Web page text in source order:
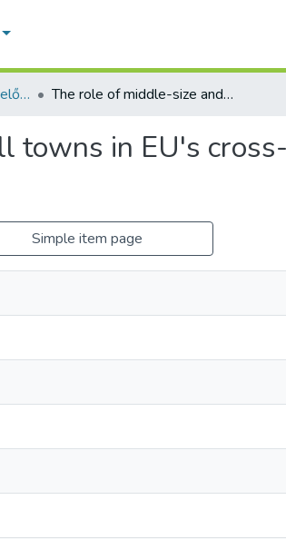
Ismertetők, konferencia előadás absztraktok - idegen nyelvű (RKI) The role of middle-size and small towns in EU's cross-border cooperation instruments in Central Europe
towns in EU's
Simple item page